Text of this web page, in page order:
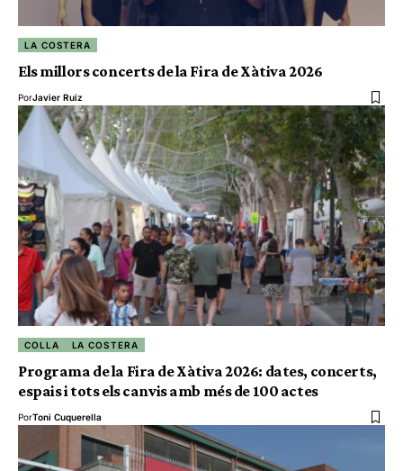
LA COSTERA
Els millors concerts de la Fira de Xàtiva 2026
PorJavier Ruiz
COLLA LA COSTERA
Programa de la Fira de Xàtiva 2026: dates, concerts,
espais i tots els canvis amb més de 100 actes
PorToni Cuquerella